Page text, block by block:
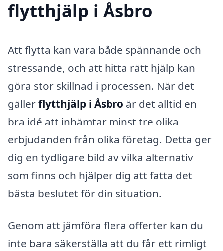
flytthjälp i Åsbro
Att flytta kan vara både spännande och
stressande, och att hitta rätt hjälp kan
göra stor skillnad i processen. När det
gällerflytthjälp i Åsbro är det alltid en
bra idé att inhämtar minst tre olika
erbjudanden från olika företag. Detta ger
dig en tydligare bild av vilka alternativ
som finns och hjälper dig att fatta det
bästa beslutet för din situation.
Genom att jämföra flera offerter kan du
inte bara säkerställa att du får ett rimligt